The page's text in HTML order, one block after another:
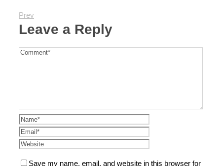
Prev
Leave a Reply
Save my name, email, and website in this browser for